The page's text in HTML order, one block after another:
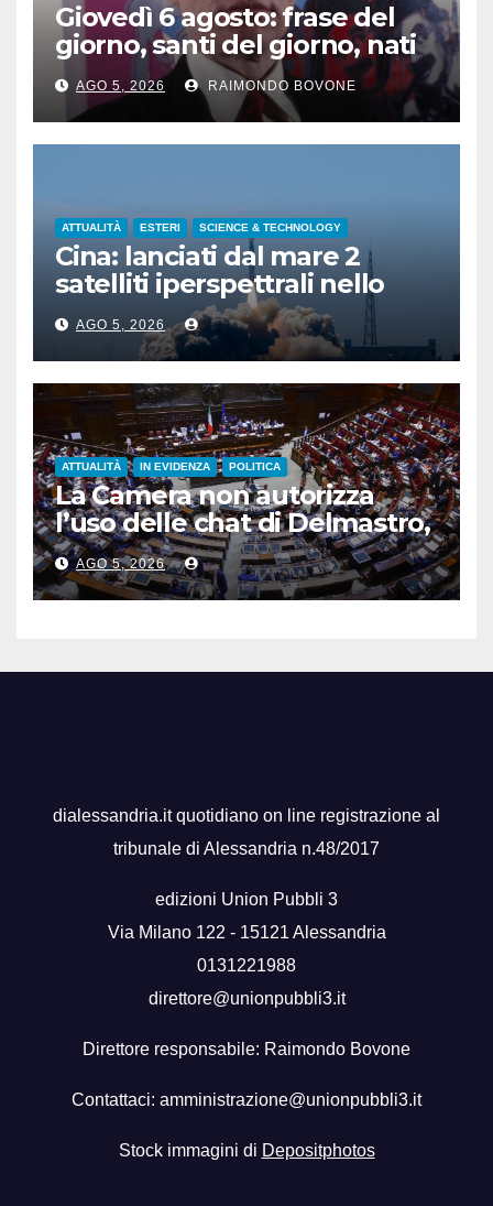
Giovedì 6 agosto: frase del
giorno, santi del giorno, nati
famosi, accadde oggi
AGO 5, 2026 RAIMONDO BOVONE
ATTUALITÀ ESTERI SCIENCE & TECHNOLOGY
Cina: lanciati dal mare 2
satelliti iperspettrali nello
Shandong
AGO 5, 2026
ATTUALITÀ IN EVIDENZA POLITICA
La Camera non autorizza
l’uso delle chat di Delmastro,
voto a scrutinio segreto
AGO 5, 2026
dialessandria.it quotidiano on line registrazione al
tribunale di Alessandria n.48/2017
edizioni Union Pubbli 3
Via Milano 122 - 15121 Alessandria
0131221988
direttore@unionpubbli3.it
Direttore responsabile: Raimondo Bovone
Contattaci: amministrazione@unionpubbli3.it
Stock immagini di Depositphotos